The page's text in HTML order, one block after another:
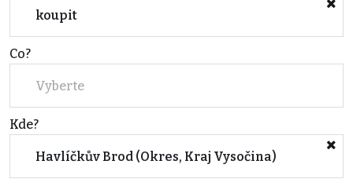
koupit
Co?
Vyberte
Kde?
Havlíčkův Brod (Okres, Kraj Vysočina)